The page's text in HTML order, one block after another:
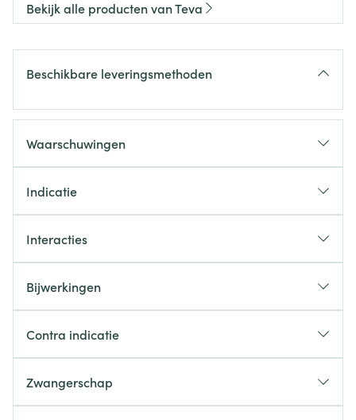
Bekijk alle producten van Teva
Beschikbare leveringsmethoden
Waarschuwingen
Indicatie
Interacties
Bijwerkingen
Contra indicatie
Zwangerschap